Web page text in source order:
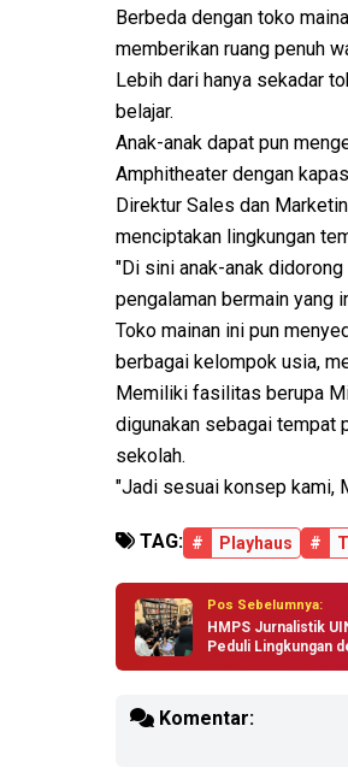
Berbeda dengan toko
memberikan ruang penuh
Lebih dari hanya sekadar
belajar.
Anak-anak dapat pun
Amphitheater dengan
Direktur Sales dan
menciptakan lingkungan
"Di sini anak-anak
pengalaman bermain yang
Toko mainan ini pun
berbagai kelompok usia,
Memiliki fasilitas berupa
digunakan sebagai tempat
sekolah.
"Jadi sesuai konsep kami,
TAG: # Playhaus #
Pos Sebelumnya:
HMPS Jurnalistik
Peduli Lingkungan
Komentar: